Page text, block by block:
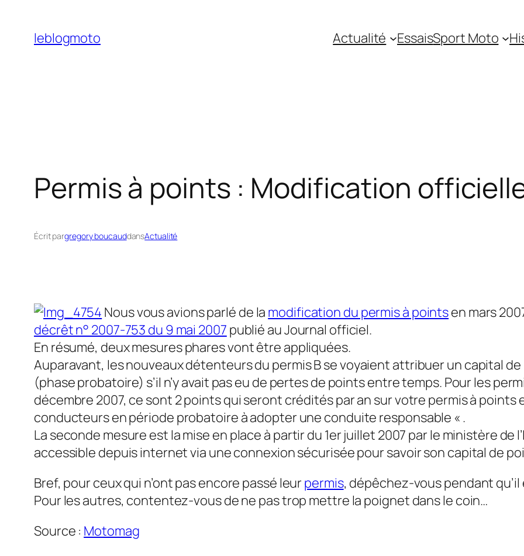
contenu
leblogmoto Actualité EssaisSport Moto
Permis à points : Modification
Écrit pargregory boucauddansActualité
Nous vous avions parlé de la modification du permis à pointsen mars
décrêt n° 2007-753 du 9 mai 2007 publié au Journal officiel.
En résumé, deux mesures phares vont être appliquées.
Auparavant, les nouveaux détenteurs du permis B se voyaient attribuer un capital
(phase probatoire) s’il n’y avait pas eu de pertes de points entre temps. Pour les
décembre 2007, ce sont 2 points qui seront crédités par an sur votre permis à points
conducteurs en période probatoire à adopter une conduite responsable « .
La seconde mesure est la mise en place à partir du 1er juillet 2007 par le ministère de
accessible depuis internet via une connexion sécurisée pour savoir son capital de
Bref, pour ceux qui n’ont pas encore passé leur permis, dépêchez-vous pendant
Pour les autres, contentez-vous de ne pas trop mettre la poignet dans le coin…
Source : Motomag